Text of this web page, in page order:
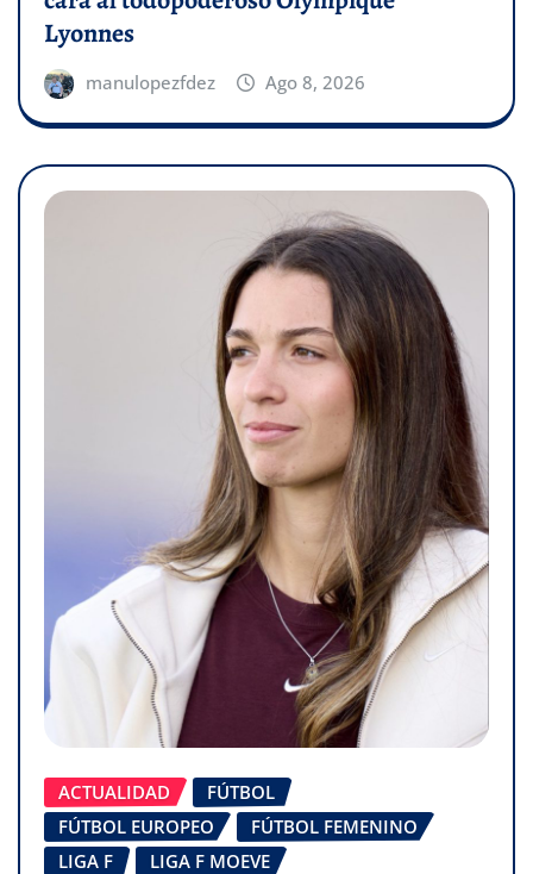
Lyonnes
manulopezfdez Ago 8, 2026
ACTUALIDAD
FÚTBOL
FÚTBOL EUROPEO
FÚTBOL FEMENINO
LIGA F
LIGA F MOEVE